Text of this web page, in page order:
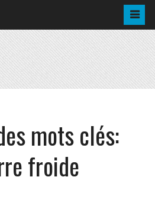
mots clés:
froide